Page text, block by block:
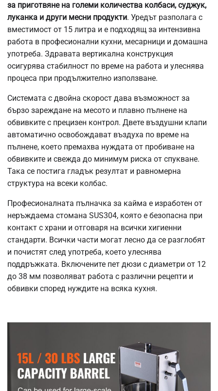
за приготвяне на големи количества колбаси, суджук,
луканка и други месни продукти. Уредът разполага с
вместимост от 15 литра и е подходящ за интензивна
работа в професионални кухни, месарници и домашна
употреба. Здравата вертикална конструкция
осигурява стабилност по време на работа и улеснява
процеса при продължително използване.
Системата с двойна скорост дава възможност за
бързо зареждане на месото и плавно пълнене на
обвивките с прецизен контрол. Двете въздушни клапи
автоматично освобождават въздуха по време на
пълнене, което премахва нуждата от пробиване на
обвивките и свежда до минимум риска от спукване.
Така се постига гладък резултат и равномерна
структура на всеки колбас.
Професионалната пълначка за кайма е изработен от
неръждаема стомана SUS304, която е безопасна при
контакт с храни и отговаря на всички хигиенни
стандарти. Всички части могат лесно да се разглобят
и почистят след употреба, което улеснява
поддръжката. Включените пет дюзи с диаметри от 12
до 38 мм позволяват работа с различни рецепти и
обвивки според нуждите на всяка кухня.